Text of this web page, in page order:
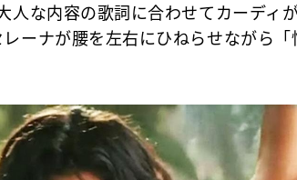
人な内容の歌詞に合わせてカーディ
ーナが腰を左右にひねらせながら「